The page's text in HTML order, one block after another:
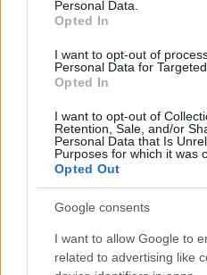
Personal Data.
Opted In
I want to opt-out of
Personal Data for
Opted In
I want to opt-out of
Retention, Sale, and/or
Personal Data that Is
Purposes for which it was
Opted Out
Google consents
I want to allow Google to
related to advertising like
08.08.2026